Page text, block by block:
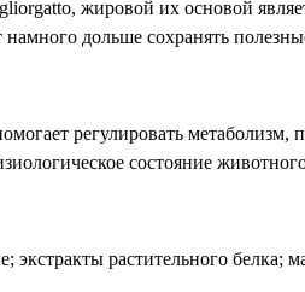
жировой их основой
дольше сохранять
регулировать
состояние
растительного